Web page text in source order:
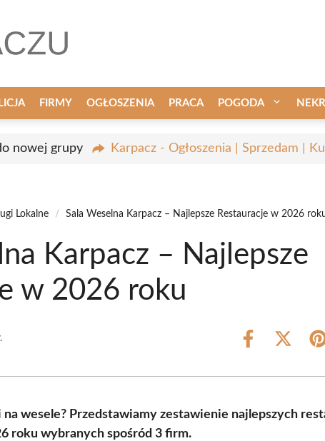
FIRMY OGŁOSZENIA PRACA POGODA
nowej grupy Karpacz - Ogłoszenia | Sprzedam |
Lokalne / Sala Weselna Karpacz – Najlepsze Restauracje w 2026
Karpacz – Najlepsze
w 2026 roku
Share
Share
(Twitter)
na wesele? Przedstawiamy zestawienie najlepszych
roku wybranych spośród 3 firm.